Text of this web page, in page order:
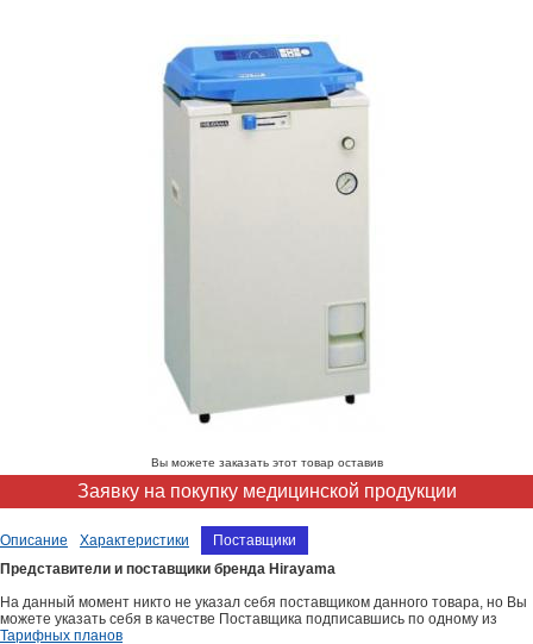
Вы можете заказать этот товар оставив
Заявку на покупку медицинской продукции
Описание Характеристики
Поставщики
Представители и поставщики бренда Hirayama
На данный момент никто не указал себя поставщиком данного товара, но Вы
можете указать себя в качестве Поставщика подписавшись по одному из
Тарифных планов